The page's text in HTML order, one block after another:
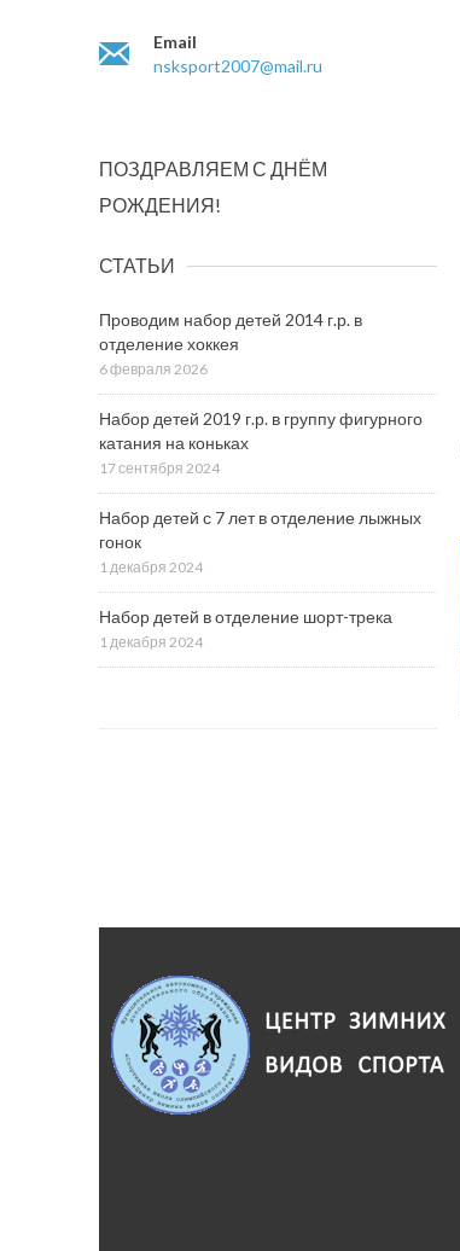
Email
nsksport2007@mail.ru
ПОЗДРАВЛЯЕМ С ДНЁМ
РОЖДЕНИЯ!
СТАТЬИ
Проводим набор детей 2014 г.р. в
отделение хоккея
6 февраля 2026
Набор детей 2019 г.р. в группу фигурного
катания на коньках
17 сентября 2024
Набор детей с 7 лет в отделение лыжных
гонок
1 декабря 2024
Набор детей в отделение шорт-трека
1 декабря 2024